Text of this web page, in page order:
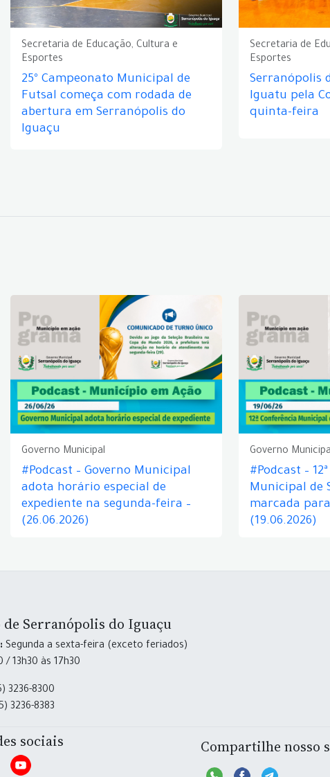
Secretaria de Educação, Cultura e
Esportes
25º Campeonato Municipal de
Futsal começa com rodada de
abertura em Serranópolis do
Iguaçu
Secretaria de
Esportes
Serranópolis
Iguatu pela
quinta-feira
Governo Municipal
#Podcast – Governo Municipal
adota horário especial de
expediente na segunda-feira –
(26.06.2026)
Governo
#Podcast –
Municipal de
marcada
(19.06.2026)
Serranópolis do Iguaçu
Segunda a sexta-feira (exceto feriados)
/ 13h30 às 17h30
3236-8300
3236-8383
sociais Compartilhe nosso